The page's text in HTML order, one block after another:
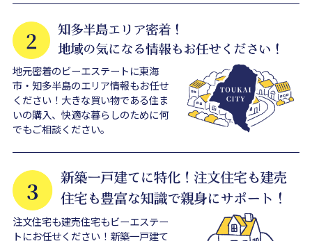
地元密着のビーエステートに東海
市・知多半島のエリア情報もお任せ
ください！大きな買い物である住ま
いの購入、快適な暮らしのために何
でもご相談ください。
注文住宅も建売住宅もビーエステー
トにお任せください！新築一戸建て